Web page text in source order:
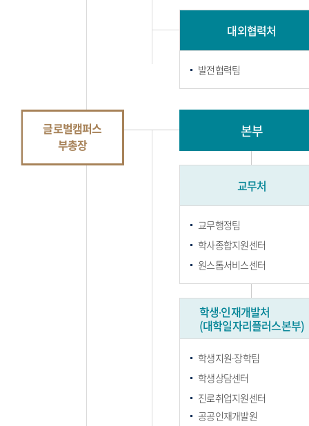
대외협력처
발전협력팀
글로벌캠퍼스
부총장
본부
교무처
교무행정팀
학사종합지원센터
원스톱서비스센터
학생∙인재개발처
(대학일자리플러스본부)
학생지원∙장학팀
학생상담센터
진로취업지원센터
공공인재개발원